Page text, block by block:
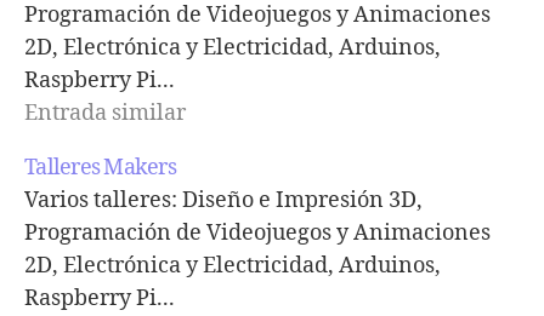
Programación de Videojuegos y Animaciones
2D, Electrónica y Electricidad, Arduinos,
Raspberry Pi...
Entrada similar
Talleres Makers
Varios talleres: Diseño e Impresión 3D,
Programación de Videojuegos y Animaciones
2D, Electrónica y Electricidad, Arduinos,
Raspberry Pi...